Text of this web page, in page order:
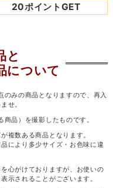
20ポイントGET
と
について
のみの商品となりますので、再入
せ。
品）を撮影したものです。
複数ある商品となります。
により多少サイズ・お色味に違
心がけておりますが、お使いの
示されることがございます。